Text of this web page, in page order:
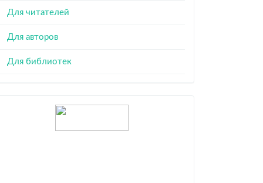
Для читателей
Для авторов
Для библиотек
Индексация